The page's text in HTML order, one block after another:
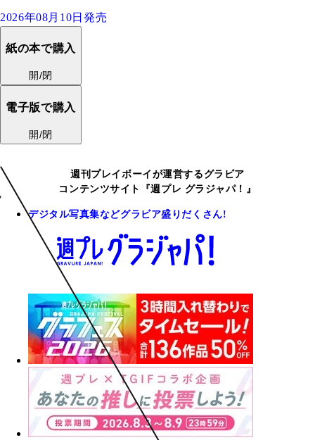
2026年08月10日発売
紙の本で購入
開/閉
電子版で購入
開/閉
週刊プレイボーイが運営するグラビア
コンテンツサイト『週プレ グラジャパ！』
デジタル写真集などグラビア盛りだくさん!